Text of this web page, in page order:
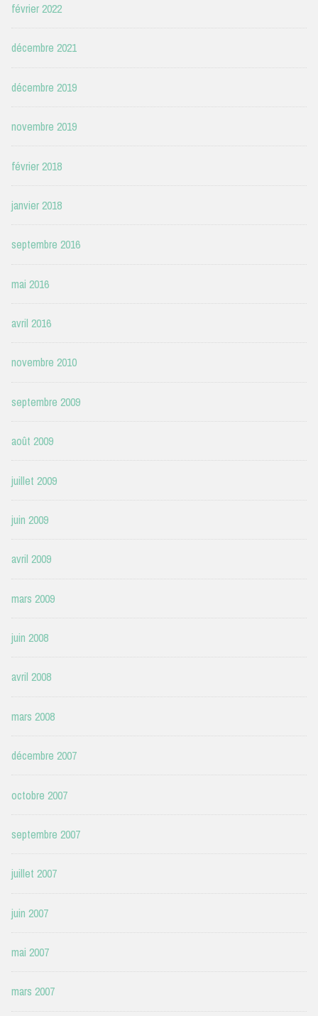
février 2022
décembre 2021
décembre 2019
novembre 2019
février 2018
janvier 2018
septembre 2016
mai 2016
avril 2016
novembre 2010
septembre 2009
août 2009
juillet 2009
juin 2009
avril 2009
mars 2009
juin 2008
avril 2008
mars 2008
décembre 2007
octobre 2007
septembre 2007
juillet 2007
juin 2007
mai 2007
mars 2007